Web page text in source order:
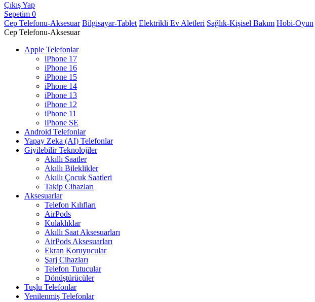
Çıkış Yap
Sepetim 0
Cep Telefonu-Aksesuar Bilgisayar-Tablet Elektrikli Ev Aletleri Sağlık-Kişisel Bakım Hobi-Oyun
Cep Telefonu-Aksesuar
Apple Telefonlar
iPhone 17
iPhone 16
iPhone 15
iPhone 14
iPhone 13
iPhone 12
iPhone 11
iPhone SE
Android Telefonlar
Yapay Zeka (AI) Telefonlar
Giyilebilir Teknolojiler
Akıllı Saatler
Akıllı Bileklikler
Akıllı Çocuk Saatleri
Takip Cihazları
Aksesuarlar
Telefon Kılıfları
AirPods
Kulaklıklar
Akıllı Saat Aksesuarları
AirPods Aksesuarları
Ekran Koruyucular
Şarj Cihazları
Telefon Tutucular
Dönüştürücüler
Tuşlu Telefonlar
Yenilenmiş Telefonlar